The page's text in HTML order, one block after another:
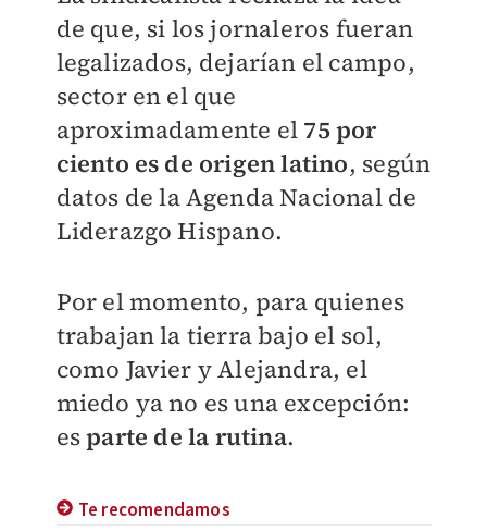
de que, si los jornaleros fueran
legalizados, dejarían el campo,
sector en el que
aproximadamente el 75 por
ciento es de origen latino, según
datos de la Agenda Nacional de
Liderazgo Hispano.
Por el momento, para quienes
trabajan la tierra bajo el sol,
como Javier y Alejandra, el
miedo ya no es una excepción:
esparte de la rutina.
Te recomendamos